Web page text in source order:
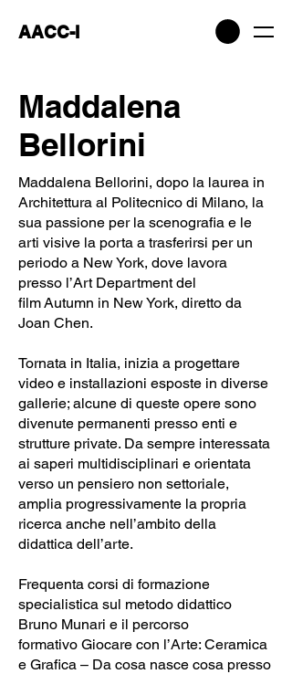
AACC-I
Maddalena
Bellorini
Maddalena Bellorini, dopo la laurea in
Architettura al Politecnico di Milano, la
sua passione per la scenografia e le
arti visive la porta a trasferirsi per un
periodo a New York, dove lavora
presso l’Art Department del
film Autumn in New York, diretto da
Joan Chen.
Tornata in Italia, inizia a progettare
video e installazioni esposte in diverse
gallerie; alcune di queste opere sono
divenute permanenti presso enti e
strutture private. Da sempre interessata
ai saperi multidisciplinari e orientata
verso un pensiero non settoriale,
amplia progressivamente la propria
ricerca anche nell’ambito della
didattica dell’arte.
Frequenta corsi di formazione
specialistica sul metodo didattico
Bruno Munari e il percorso
formativo Giocare con l’Arte: Ceramica
e Grafica – Da cosa nasce cosa presso